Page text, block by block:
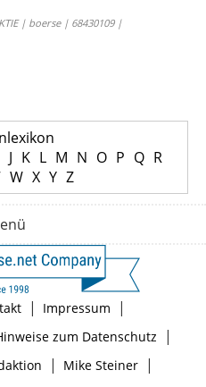
| boerse | 68430109 |
J K L M N O P Q R
W X Y Z
| Impressum |
zum Datenschutz |
| Mike Steiner|